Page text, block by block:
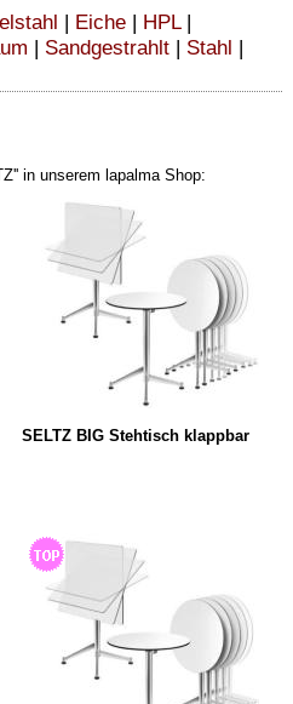
| Eiche | HPL|
| Sandgestrahlt | Stahl |
in unserem lapalma Shop:
SELTZ BIG Stehtisch klappbar